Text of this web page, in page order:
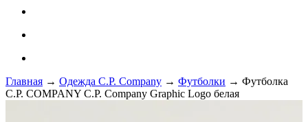
Главная → Одежда C.P. Сompany → Футболки → Футболка
C.P. COMPANY C.P. Company Graphic Logo белая